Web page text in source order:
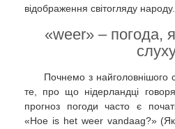
відображення світогляду народу.
«weer» – погода,
Почнемо з найголовнішого
те, про що нідерландці
прогноз погоди часто є
«Hoe is het weer vandaag?»